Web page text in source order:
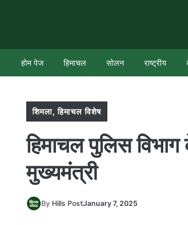
होम पेज हिमाचल सोलन राष्ट्रीय
शिमला,हिमाचल विशेष
हिमाचल पुलिस
मुख्यमंत्री
By Hills PostJanuary 7, 2025